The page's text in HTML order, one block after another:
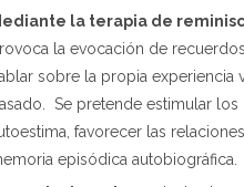
la terapia de
la evocación de
sobre la propia experiencia
Se pretende estimular
favorecer las
episódica autobiográfica.